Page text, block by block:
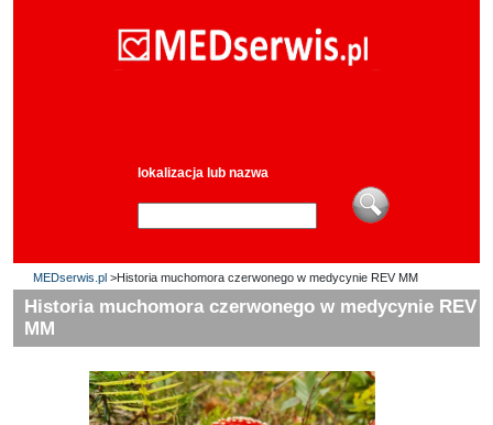
lokalizacja lub nazwa
MEDserwis.pl >Historia muchomora czerwonego w medycynie REV MM
Historia muchomora czerwonego w medycynie REV
MM